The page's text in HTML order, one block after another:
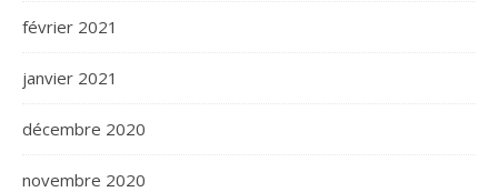
février 2021
janvier 2021
décembre 2020
novembre 2020